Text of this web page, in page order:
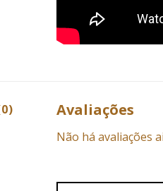
Avaliações
Não há avaliações